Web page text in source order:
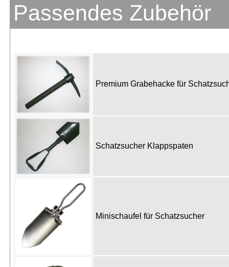
Passendes Zubehör
Premium Grabehacke für
Schatzsucher Klappspaten
Minischaufel für Schatzsucher